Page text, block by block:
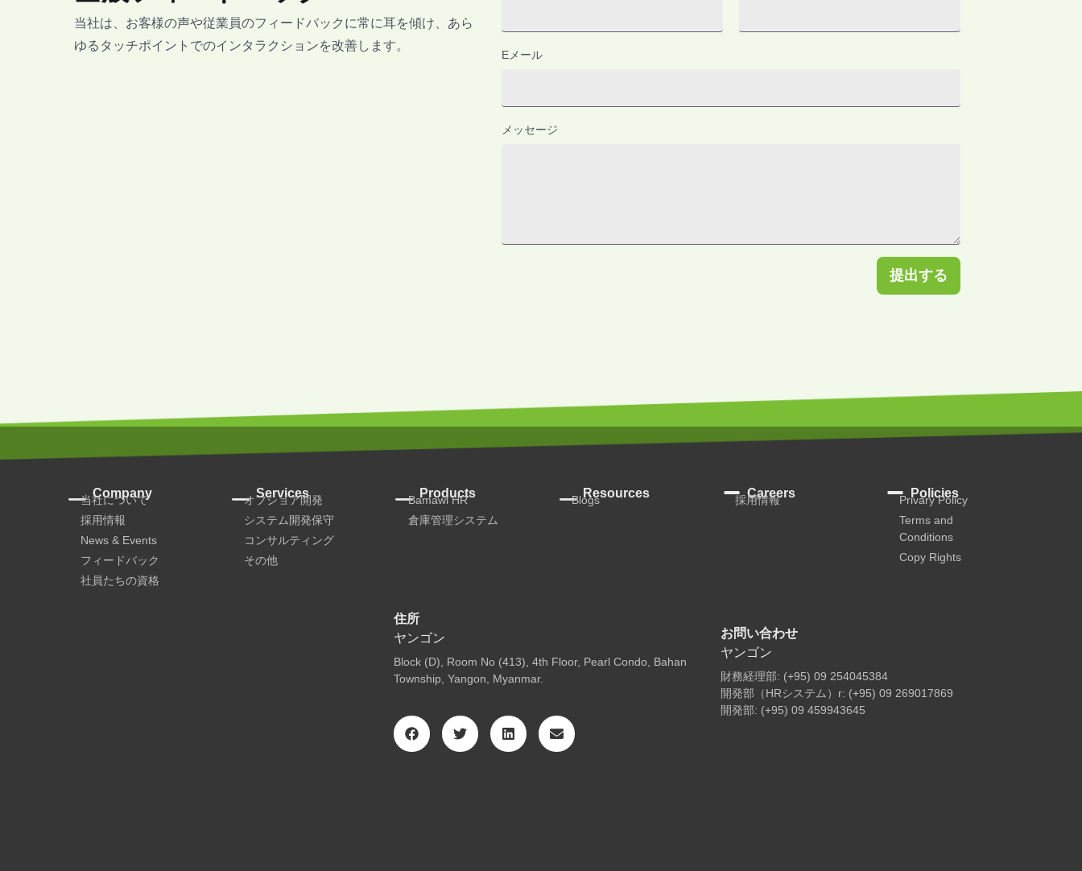
当社は、お客様の声や従業員のフィードバックに常に耳を傾け、あら
ゆるタッチポイントでのインタラクションを改善します。
Eメール
メッセージ
提出する
Company
当社について
採用情報
News & Events
フィードバック
社員たちの資格
Services
オフショア開発
システム開発保守
コンサルティング
その他
Products
Bamawl HR
倉庫管理システム
Resources
Blogs Careers
採用情報 Policies
Privary Policy
Terms and
Conditions
Copy Rights
住所
ヤンゴン
Block (D), Room No (413), 4th Floor, Pearl Condo, Bahan
Township, Yangon, Myanmar.
お問い合わせ
ヤンゴン
財務経理部: (+95) 09 254045384
開発部（HRシステム）r: (+95) 09 269017869
開発部: (+95) 09 459943645